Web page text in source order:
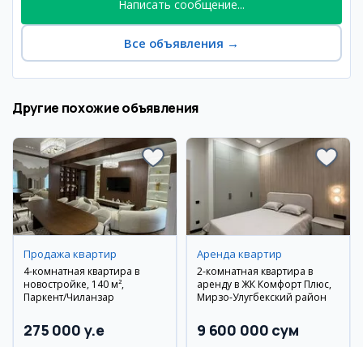
Написать сообщение...
Все объявления →
Другие похожие объявления
Продажа квартир
4-комнатная квартира в
новостройке, 140 м²,
Паркент/Чиланзар
275 000 y.e
Аренда квартир
2-комнатная квартира в
аренду в ЖК Комфорт Плюс,
Мирзо-Улугбекский район
9 600 000 сум